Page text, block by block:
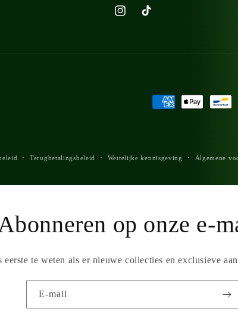
InstagramTikTok
Betaalmethoden
Terugbetalingsbeleid Wettelijke kennisgeving Algemene
op onze e-
eerste te weten als er nieuwe collecties en exclusieve
E‑mail